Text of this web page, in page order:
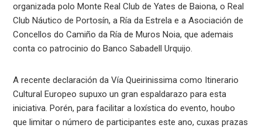
organizada polo Monte Real Club de Yates de Baiona, o Real
Club Náutico de Portosín, a Ría da Estrela e a Asociación de
Concellos do Camiño da Ría de Muros Noia, que ademais
conta co patrocinio do Banco Sabadell Urquijo.
A recente declaración da Vía Queirinissima como Itinerario
Cultural Europeo supuxo un gran espaldarazo para esta
iniciativa. Porén, para facilitar a loxística do evento, houbo
que limitar o número de participantes este ano, cuxas prazas